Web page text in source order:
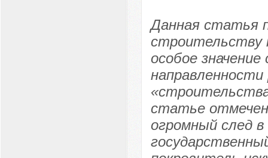
Данная статья
строительству
особое
статье
огромный след в